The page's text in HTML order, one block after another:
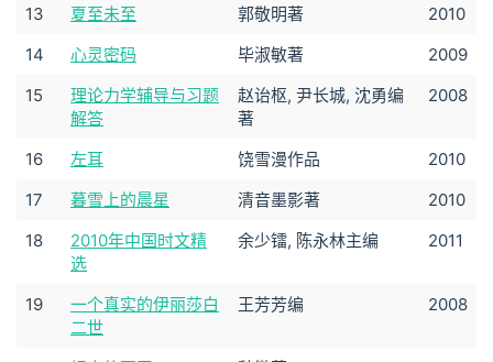
13
夏至未至 郭敬明著
2010
14
心灵密码 毕淑敏著
2009
15
理论力学辅导与习题
解答
赵诒枢, 尹长城, 沈勇编
著
2008
16 左耳 饶雪漫作品
2010
17
暮雪上的晨星 清音墨影著
2010
18
2010年中国时文精
选
余少镭, 陈永林主编 2011
19
一个真实的伊丽莎白
二世
王芳芳编 2008